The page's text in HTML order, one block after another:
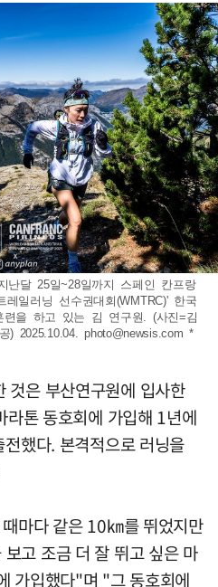
난달 25일~28일까지 스페인 칸프랑
일러닝 선수권대회(WMTRC)' 한국
을 하고 있는 김 연구원. (사진=김
) 2025.10.04.photo@newsis.com *
것은 부산연구원에 입사한
톤 동호회에 가입해 1년에
했다. 본격적으로 러닝을
마다 같은 10㎞를 뛰었지만
고 조금 더 잘 뛰고 싶은 마
가입했다"며 "그 동호회에